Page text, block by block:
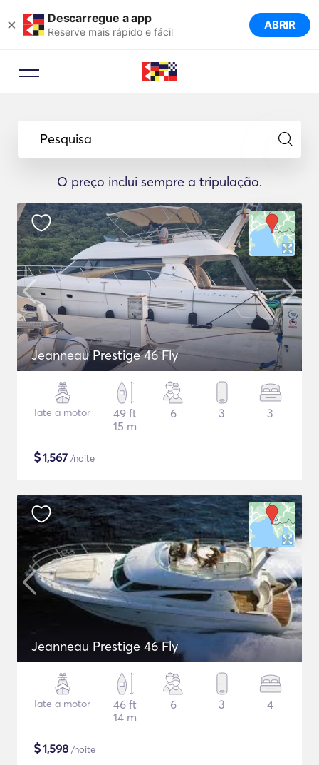
× Descarregue a app
Reserve mais rápido e fácil ABRIR
Pesquisa
O preço inclui sempre a tripulação.
Jeanneau Prestige 46 Fly
Iate a motor
49 ft
15 m
6 3 3
$1,567 /noite
Jeanneau Prestige 46 Fly
Iate a motor
46 ft
14 m
6 3 4
$1,598 /noite